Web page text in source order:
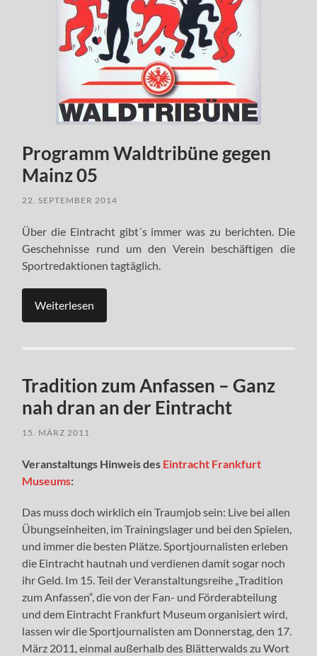
Programm Waldtribüne gegen
Mainz 05
22. SEPTEMBER 2014
Über die Eintracht gibt´s immer was zu berichten. Die
Geschehnisse rund um den Verein beschäftigen die
Sportredaktionen tagtäglich.
Weiterlesen
Tradition zum Anfassen – Ganz
nah dran an der Eintracht
15. MÄRZ 2011
Veranstaltungs Hinweis des Eintracht Frankfurt
Museums:
Das muss doch wirklich ein Traumjob sein: Live bei allen
Übungseinheiten, im Trainingslager und bei den Spielen,
und immer die besten Plätze. Sportjournalisten erleben
die Eintracht hautnah und verdienen damit sogar noch
ihr Geld. Im 15. Teil der Veranstaltungsreihe „Tradition
zum Anfassen“, die von der Fan- und Förderabteilung
und dem Eintracht Frankfurt Museum organisiert wird,
lassen wir die Sportjournalisten am Donnerstag, den 17.
März 2011, einmal außerhalb des Blätterwalds zu Wort